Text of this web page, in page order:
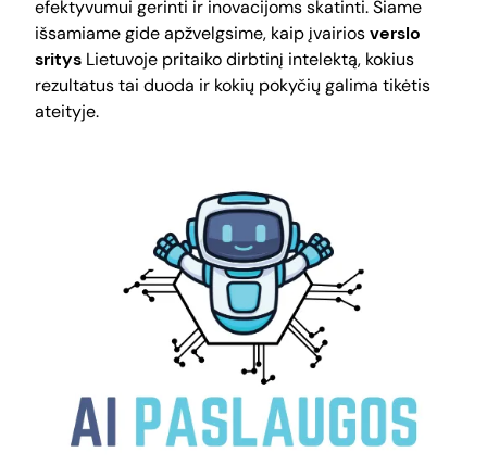
efektyvumui gerinti ir inovacijoms skatinti. Šiame
išsamiame gide apžvelgsime, kaip įvairiosverslo
sritys Lietuvoje pritaiko dirbtinį intelektą, kokius
rezultatus tai duoda ir kokių pokyčių galima tikėtis
ateityje.